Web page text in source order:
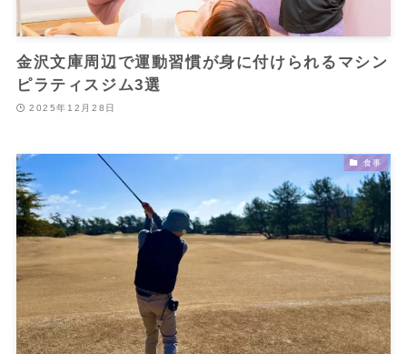
金沢文庫周辺で運動習慣が身に付けられるマシン
ピラティスジム3選
2025年12月28日
食事